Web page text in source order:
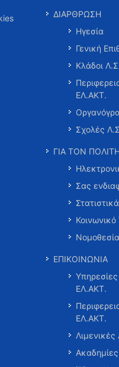
ΔΙΑΡΘΡΩΣΗ
Ηγεσία
Γενική
Κλάδοι
ΕΛ.ΑΚΤ.
Σχολές
ΓΙΑ ΤΟΝ ΠΟΛΙΤΗ
Σας
Νομοθεσία
ΕΠΙΚΟΙΝΩΝΙΑ
ΕΛ.ΑΚΤ.
ΕΛ.ΑΚΤ.
Λιμενικές